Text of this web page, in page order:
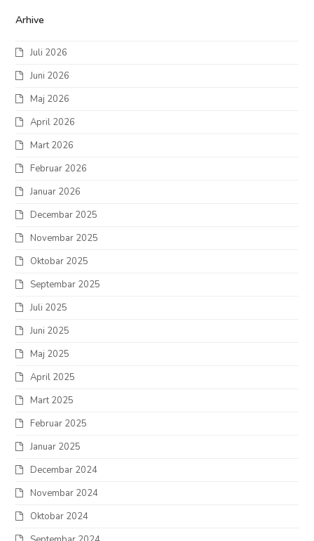
Arhive
Juli 2026
Juni 2026
Maj 2026
April 2026
Mart 2026
Februar 2026
Januar 2026
Decembar 2025
Novembar 2025
Oktobar 2025
Septembar 2025
Juli 2025
Juni 2025
Maj 2025
April 2025
Mart 2025
Februar 2025
Januar 2025
Decembar 2024
Novembar 2024
Oktobar 2024